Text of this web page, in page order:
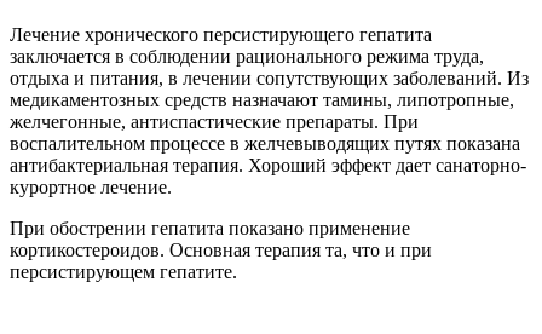
Лечение хронического персистирующего гепатита
заключается в соблюдении рационального режима труда,
отдыха и питания, в лечении сопутствующих заболеваний. Из
медикаментозных средств назначают тамины, липотропные,
желчегонные, антиспастические препараты. При
воспалительном процессе в желчевыводящих путях показана
антибактериальная терапия. Хороший эффект дает санаторно-
курортное лечение.
При обострении гепатита показано применение
кортикостероидов. Основная терапия та, что и при
персистирующем гепатите.